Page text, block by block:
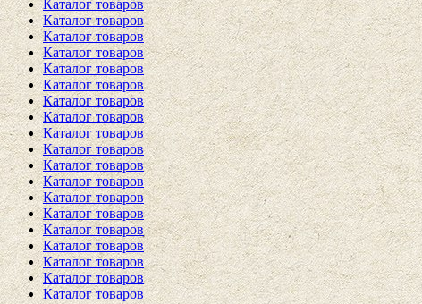
Каталог товаров
Каталог товаров
Каталог товаров
Каталог товаров
Каталог товаров
Каталог товаров
Каталог товаров
Каталог товаров
Каталог товаров
Каталог товаров
Каталог товаров
Каталог товаров
Каталог товаров
Каталог товаров
Каталог товаров
Каталог товаров
Каталог товаров
Каталог товаров
Каталог товаров